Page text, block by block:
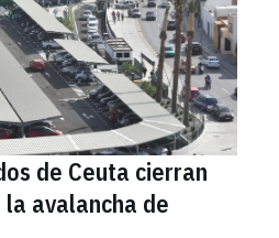
de Ceuta cierran
avalancha de